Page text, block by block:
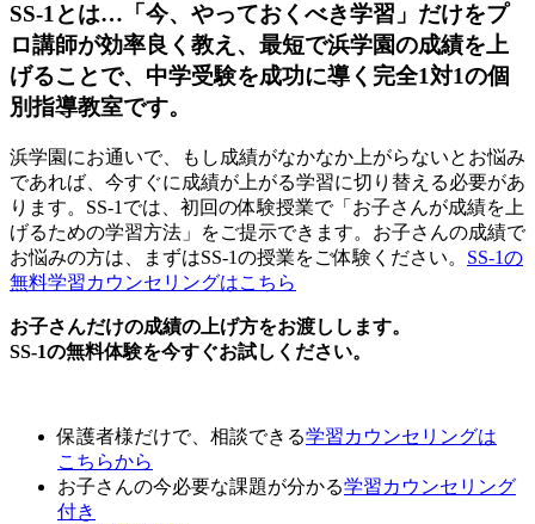
SS-1とは…「今、やっておくべき学習」だけをプ
ロ講師が効率良く教え、最短で浜学園の成績を上
げることで、中学受験を成功に導く完全1対1の個
別指導教室です。
浜学園にお通いで、もし成績がなかなか上がらないとお悩み
であれば、今すぐに成績が上がる学習に切り替える必要があ
ります。SS-1では、初回の体験授業で「お子さんが成績を上
げるための学習方法」をご提示できます。お子さんの成績で
お悩みの方は、まずはSS-1の授業をご体験ください。 SS-1の
無料学習カウンセリングはこちら
お子さんだけの成績の上げ方をお渡しします。
SS-1の無料体験を今すぐお試しください。
保護者様だけで、相談できる学習カウンセリングは
こちらから
お子さんの今必要な課題が分かる学習カウンセリング
付き